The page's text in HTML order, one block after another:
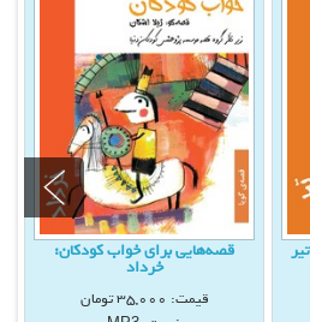
قصه‌هايی برای خواب كودكان:
خرداد
قیمت: 35,000تومان